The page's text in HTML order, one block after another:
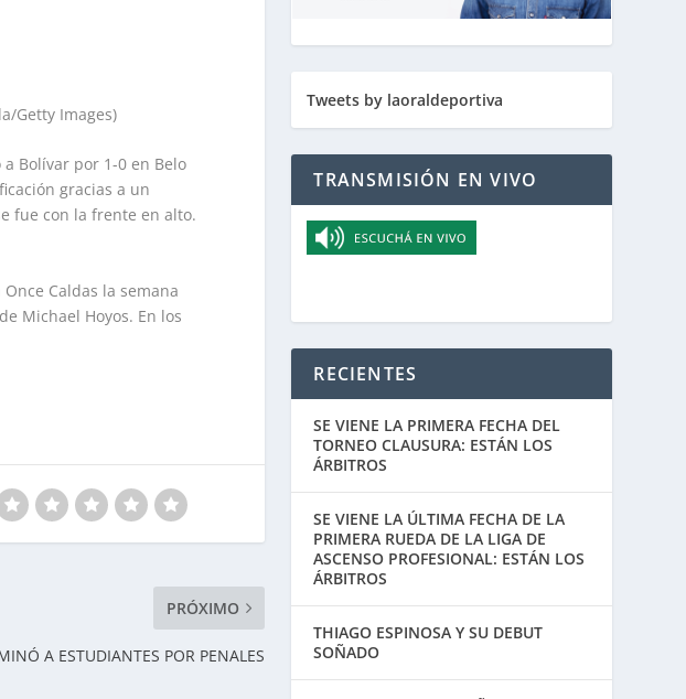
Getty Images)
Bolívar por 1-0 en Belo
gracias a un
fue con la frente en alto.
Caldas la semana
Michael Hoyos. En los
PRÓXIMO
A ESTUDIANTES POR PENALES
Tweets by laoraldeportiva
TRANSMISIÓN EN VIVO
RECIENTES
SE VIENE LA PRIMERA FECHA DEL
TORNEO CLAUSURA: ESTÁN LOS
ÁRBITROS
SE VIENE LA ÚLTIMA FECHA DE LA
PRIMERA RUEDA DE LA LIGA DE
ASCENSO PROFESIONAL: ESTÁN LOS
ÁRBITROS
THIAGO ESPINOSA Y SU DEBUT
SOÑADO